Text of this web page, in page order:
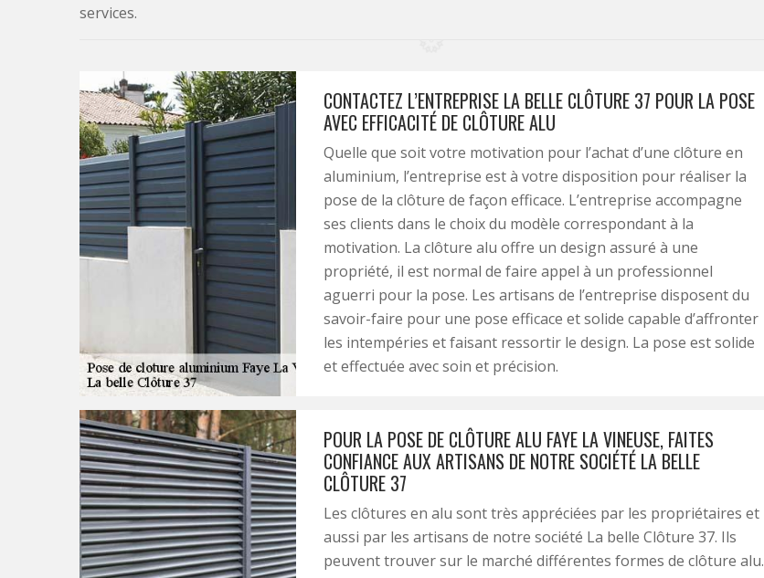
services.
CONTACTEZ L’ENTREPRISE LA BELLE CLÔTURE 37 POUR LA POSE
AVEC EFFICACITÉ DE CLÔTURE ALU
Quelle que soit votre motivation pour l’achat d’une clôture en
aluminium, l’entreprise est à votre disposition pour réaliser la
pose de la clôture de façon efficace. L’entreprise accompagne
ses clients dans le choix du modèle correspondant à la
motivation. La clôture alu offre un design assuré à une
propriété, il est normal de faire appel à un professionnel
aguerri pour la pose. Les artisans de l’entreprise disposent du
savoir-faire pour une pose efficace et solide capable d’affronter
les intempéries et faisant ressortir le design. La pose est solide
et effectuée avec soin et précision.
POUR LA POSE DE CLÔTURE ALU FAYE LA VINEUSE, FAITES
CONFIANCE AUX ARTISANS DE NOTRE SOCIÉTÉ LA BELLE
CLÔTURE 37
Les clôtures en alu sont très appréciées par les propriétaires et
aussi par les artisans de notre société La belle Clôture 37. Ils
peuvent trouver sur le marché différentes formes de clôture alu.